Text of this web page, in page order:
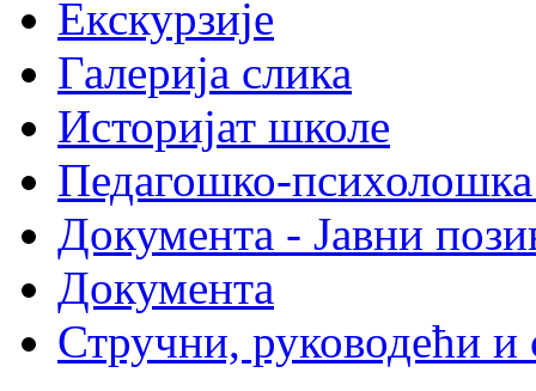
Екскурзије
Галерија слика
Историјат школе
Педагошко-психолошка
Документа - Јавни
Документа
Стручни, руководећи и